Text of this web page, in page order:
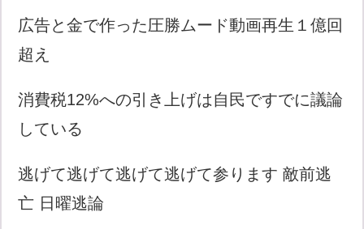
広告と金で作った圧勝ムード動画再生１億回
超え
消費税12%への引き上げは自民ですでに議論
している
逃げて逃げて逃げて逃げて参ります 敵前逃
亡 日曜逃論